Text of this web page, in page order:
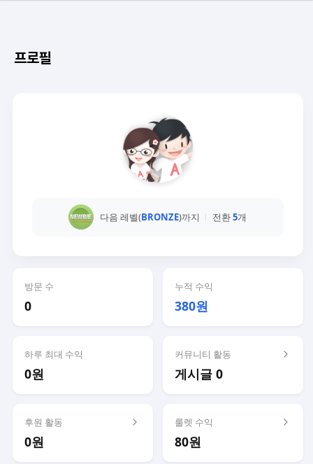
프로필
다음 레벨(BRONZE)까지 전환5개
방문 수
0
누적 수익
380원
하루 최대 수익
0원
커뮤니티 활동
게시글 0
후원 활동
0원
룰렛 수익
80원